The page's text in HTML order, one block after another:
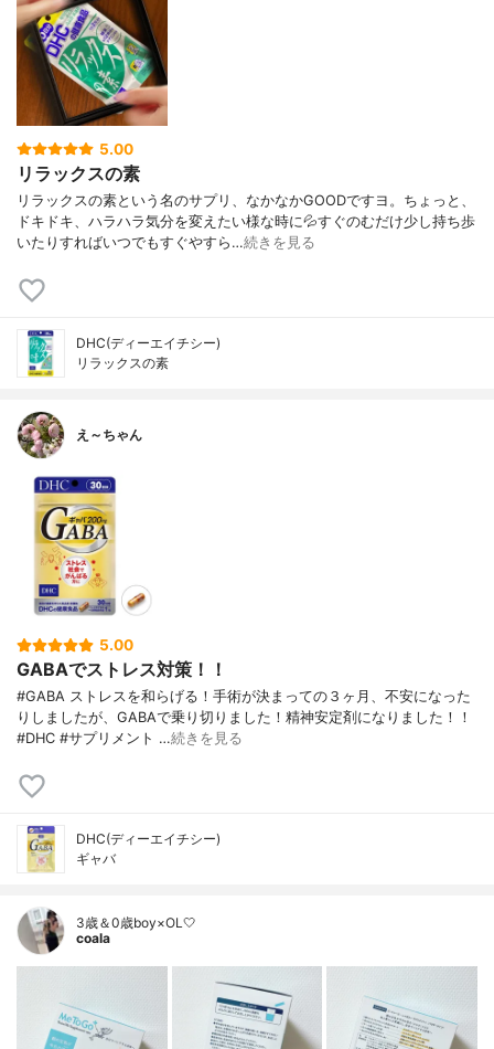
5.00
リラックスの素
リラックスの素という名のサプリ、なかなかGOODですヨ。ちょっと、
ドキドキ、ハラハラ気分を変えたい様な時に💦すぐのむだけ少し持ち歩
いたりすればいつでもすぐやすら…続きを見る
DHC(ディーエイチシー)
リラックスの素
え～ちゃん
5.00
GABAでストレス対策！！
#GABA ストレスを和らげる！手術が決まっての３ヶ月、不安になった
りしましたが、GABAで乗り切りました！精神安定剤になりました！！
#DHC #サプリメント …続きを見る
DHC(ディーエイチシー)
ギャバ
3歳＆0歳boy×OL🤍
coala